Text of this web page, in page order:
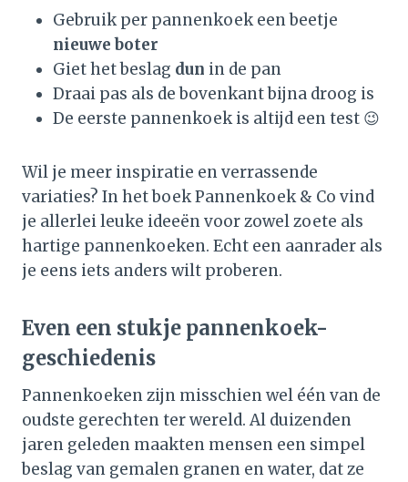
Gebruik per pannenkoek een beetje
nieuwe boter
Giet het beslag dun in de pan
Draai pas als de bovenkant bijna droog is
De eerste pannenkoek is altijd een test 😉
Wil je meer inspiratie en verrassende
variaties? In het boek Pannenkoek & Co vind
je allerlei leuke ideeën voor zowel zoete als
hartige pannenkoeken. Echt een aanrader als
je eens iets anders wilt proberen.
Even een stukje pannenkoek-
geschiedenis
Pannenkoeken zijn misschien wel één van de
oudste gerechten ter wereld. Al duizenden
jaren geleden maakten mensen een simpel
beslag van gemalen granen en water, dat ze